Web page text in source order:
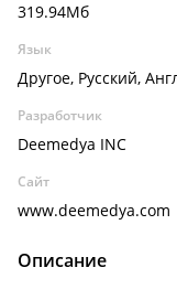
319.94Мб
Язык
Другое, Русский,
Разработчик
Deemedya INC
Сайт
www.deemedya.com
Описание